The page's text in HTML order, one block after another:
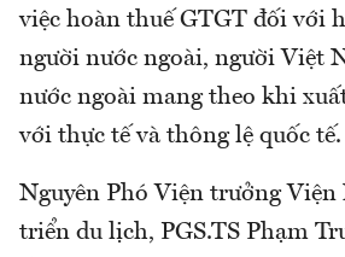
việc hoàn thuế GTGT đối với
người nước ngoài, người Việt
nước ngoài mang theo khi
với thực tế và thông lệ quốc tế.
Nguyên Phó Viện trưởng Viện
triển du lịch, PGS.TS Phạm